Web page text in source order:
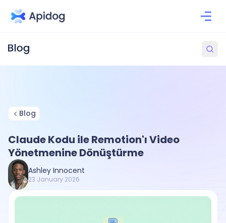
Blog
Claude Kodu ile Remotion'ı Video
Yönetmenine Dönüştürme
Ashley Innocent
23 January 2026